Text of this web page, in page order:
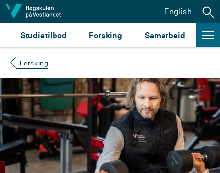
Hopp til innhald
Studietilbod Forsking Samarbeid
English
Forsking